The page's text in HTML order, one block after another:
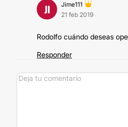
JI
Jime111
21 feb 2019
Rodolfo cuándo deseas
Responder